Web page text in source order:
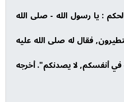
: يا رسول الله - صلى الله
فقال له صلى الله عليه
أنفسكم, لا يصدنكم". أخرجه